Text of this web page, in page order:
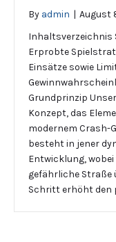
By admin | August
Inhaltsverzeichnis
Erprobte
Einsätze sowie
Grundprinzip
Konzept, das
modernem Crash-
besteht in jener
Entwicklung,
gefährliche Straße
Schritt erhöht den